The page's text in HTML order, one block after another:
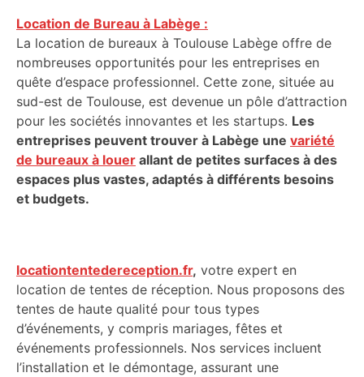
Location de Bureau à Labège :
La location de bureaux à Toulouse Labège offre de
nombreuses opportunités pour les entreprises en
quête d’espace professionnel. Cette zone, située au
sud-est de Toulouse, est devenue un pôle d’attraction
pour les sociétés innovantes et les startups. Les
entreprises peuvent trouver à Labège une variété
de bureaux à louer allant de petites surfaces à des
espaces plus vastes, adaptés à différents besoins
et budgets.
locationtentedereception.fr, votre expert en
location de tentes de réception. Nous proposons des
tentes de haute qualité pour tous types
d’événements, y compris mariages, fêtes et
événements professionnels. Nos services incluent
l’installation et le démontage, assurant une